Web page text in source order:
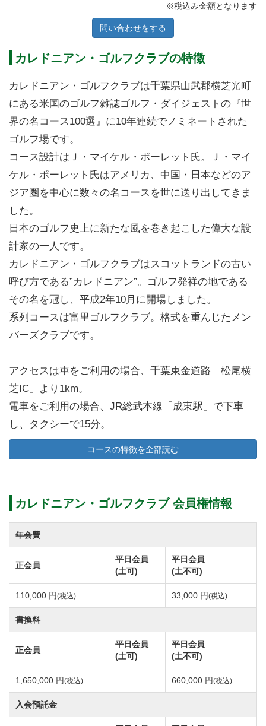
※税込み金額となります
問い合わせをする
カレドニアン・ゴルフクラブの特徴
カレドニアン・ゴルフクラブは千葉県山武郡横芝光町
にある米国のゴルフ雑誌ゴルフ・ダイジェストの『世
界の名コース100選』に10年連続でノミネートされた
ゴルフ場です。
コース設計はＪ・マイケル・ポーレット氏。Ｊ・マイ
ケル・ポーレット氏はアメリカ、中国・日本などのア
ジア圏を中心に数々の名コースを世に送り出してきま
した。
日本のゴルフ史上に新たな風を巻き起こした偉大な設
計家の一人です。
カレドニアン・ゴルフクラブはスコットランドの古い
呼び方である”カレドニアン”。ゴルフ発祥の地である
その名を冠し、平成2年10月に開場しました。
系列コースは富里ゴルフクラブ。格式を重んじたメン
バーズクラブです。
アクセスは車をご利用の場合、千葉東金道路「松尾横
芝IC」より1km。
電車をご利用の場合、JR総武本線「成東駅」で下車
し、タクシーで15分。
または京成電鉄「成田空港第2ビル駅」下車。成田空港
第2ビル駅からは予約制のクラブバスが運行していま
成田空港からもアクセスしやすいロケーション。日本
全国のゴルファーが集い、プレイを楽しんでいます。
近代的なアメリカンスタイルとスコットランド発祥の
「リンクス思考」の融合が生み出した戦略性に富んだ
コース設計。
グリーンはベントの1グリーン。細部にまで徹底された
コースメンテナンスで常に最高の状態を保ったきれい
14フィートの超高速グリーンのスピード感、スリリン
コースレートは73.4。ランドは原則としてキャディ付
のプレーとなります。
コースの特徴を全部読む
カレドニアン・ゴルフクラブ 会員権情報
年会費
正会員
平日会員
(土可)
平日会員
(土不可)
110,000 円(税込) 33,000 円(税込)
書換料
正会員
平日会員
(土可)
平日会員
(土不可)
1,650,000 円(税込) 660,000 円(税込)
入会預託金